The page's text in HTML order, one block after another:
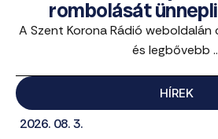
rombolását
A Szent Korona Rádió
és legbővebb
HÍREK
2026. 08. 3.